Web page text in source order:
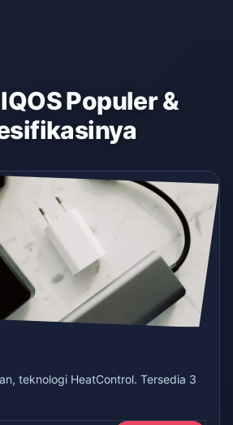
Populer &
teknologi HeatControl. Tersedia 3